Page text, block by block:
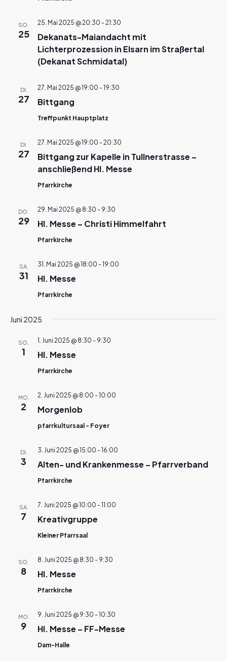
SO.
25
Dekanats-Maiandacht mit
Lichterprozession in Elsarn im Straßertal
(Dekanat Schmidatal)
25. Mai 2025 @ 20:30 - 21:30
DI.
27 Bittgang
27. Mai 2025 @ 19:00 - 19:30
Treffpunkt Hauptplatz
DI.
27
Bittgang zur Kapelle in Tullnerstrasse –
anschließend Hl. Messe
27. Mai 2025 @ 19:00 - 20:30
Pfarrkirche
DO.
29 Hl. Messe – Christi Himmelfahrt
29. Mai 2025 @ 8:30 - 9:30
Pfarrkirche
SA.
31 Hl. Messe
31. Mai 2025 @ 18:00 - 19:00
Pfarrkirche
Juni 2025
SO.
1 Hl. Messe
1. Juni 2025 @ 8:30 - 9:30
Pfarrkirche
MO.
2 Morgenlob
2. Juni 2025 @ 8:00 - 10:00
pfarrkultursaal - Foyer
DI.
3 Alten- und Krankenmesse – Pfarrverband
3. Juni 2025 @ 15:00 - 16:00
Pfarrkirche
SA.
7 Kreativgruppe
7. Juni 2025 @ 10:00 - 11:00
Kleiner Pfarrsaal
SO.
8 Hl. Messe
8. Juni 2025 @ 8:30 - 9:30
Pfarrkirche
MO.
9 Hl. Messe – FF-Messe
9. Juni 2025 @ 9:30 - 10:30
Dam-Halle